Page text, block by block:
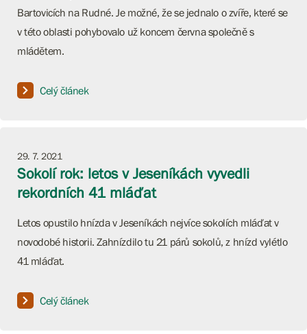
Bartovicích na Rudné. Je možné, že se jednalo o zvíře, které se
v této oblasti pohybovalo už koncem června společně s
mládětem.
Celý článek
29. 7. 2021
Sokolí rok: letos v Jeseníkách vyvedli
rekordních 41 mláďat
Letos opustilo hnízda v Jeseníkách nejvíce sokolích mláďat v
novodobé historii. Zahnízdilo tu 21 párů sokolů, z hnízd vylétlo
41 mláďat.
Celý článek